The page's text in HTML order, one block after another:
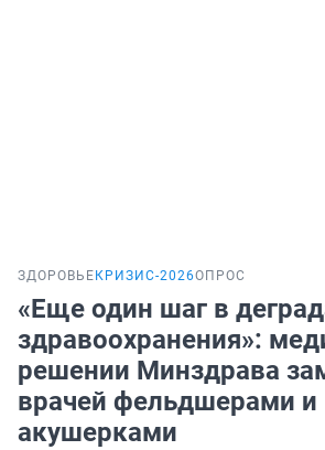
ЗДОРОВЬЕ КРИЗИС-2026ОПРОС
«Eще один шаг в
здравоохранения»:
решении Минздрава
врачей фельдшерами и
акушерками